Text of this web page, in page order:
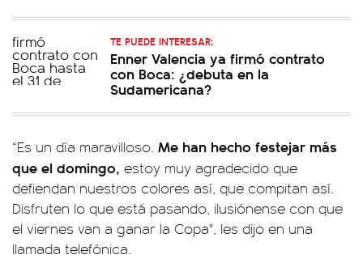
TE PUEDE INTERESAR:
Enner Valencia ya firmó contrato
con Boca: ¿debuta en la
Sudamericana?
“Es un día maravilloso. Me han hecho festejar más
que el domingo, estoy muy agradecido que
defiendan nuestros colores así, que compitan así.
Disfruten lo que está pasando, ilusiónense con que
el viernes van a ganar la Copa", les dijo en una
llamada telefónica.